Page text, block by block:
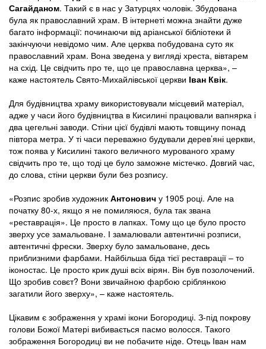
Сагайданом. Такий є в нас у Затурцях чоловік. Збудована
була як православний храм. В інтернеті можна знайти дуже
багато інформації: починаючи від аріанської бібліотеки й
закінчуючи невідомо чим. Але церква побудована суто як
православний храм. Вона зведена у вигляді хреста, вівтарем
на схід. Це свідчить про те, що це православна церква», –
каже настоятель Свято-Михайлівської церкви Іван Квік.
Для будівництва храму використовували місцевий матеріал,
адже у часи його будівництва в Кисилині працювали вапнярка і
два цегельні заводи. Стіни цієї будівлі мають товщину понад
півтора метра. У ті часи переважно будували дерев’яні церкви,
тож поява у Кисилині такого величного мурованого храму
свідчить про те, що тоді це було заможне містечко. Довгий час,
до слова, стіни церкви були без розпису.
«Розпис зробив художник Антонович у 1905 році. Але на
початку 80-х, якщо я не помиляюся, була так звана
«реставрація». Це просто в лапках. Тому що це було просто
зверху усе замальоване. І замалювали автентичні розписи,
автентичні фрески. Зверху було замальоване, десь
приблизними фарбами. Найбільша біда тієї реставрації – то
іконостас. Це просто крик душі всіх вірян. Він був позолочений.
Що зробив совєт? Вони звичайною фарбою сріблянкою
загатили його зверху», – каже настоятель.
Цікавим є зображення у храмі ікони Богородиці. З-під покрову
голови Божої Матері вибивається пасмо волосся. Такого
зображення Богородиці ви не побачите ніде. Отець Іван нам